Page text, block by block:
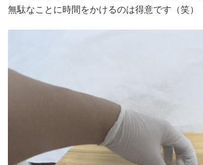
無駄なことに時間をかけるのは得意です（笑）